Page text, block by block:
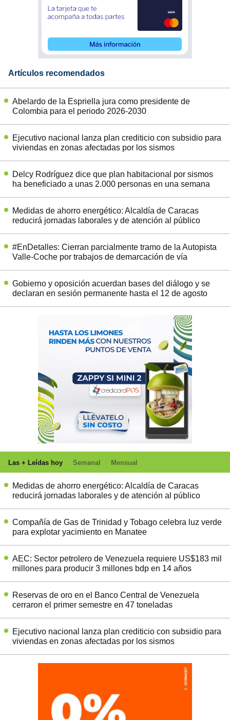
Artículos recomendados
Abelardo de la Espriella jura como presidente de
Colombia para el periodo 2026-2030
Ejecutivo nacional lanza plan crediticio con subsidio para
viviendas en zonas afectadas por los sismos
Delcy Rodríguez dice que plan habitacional por sismos
ha beneficiado a unas 2.000 personas en una semana
Medidas de ahorro energético: Alcaldía de Caracas
reducirá jornadas laborales y de atención al público
#EnDetalles: Cierran parcialmente tramo de la Autopista
Valle-Coche por trabajos de demarcación de vía
Gobierno y oposición acuerdan bases del diálogo y se
declaran en sesión permanente hasta el 12 de agosto
Las + Leídas hoy Semanal Mensual
Medidas de ahorro energético: Alcaldía de Caracas
reducirá jornadas laborales y de atención al público
Compañía de Gas de Trinidad y Tobago celebra luz verde
para explotar yacimiento en Manatee
AEC: Sector petrolero de Venezuela requiere US$183 mil
millones para producir 3 millones bdp en 14 años
Reservas de oro en el Banco Central de Venezuela
cerraron el primer semestre en 47 toneladas
Ejecutivo nacional lanza plan crediticio con subsidio para
viviendas en zonas afectadas por los sismos